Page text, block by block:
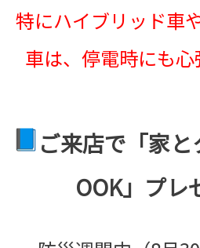
特にハイブリッド車
車は、 停電時にも心
ご来店で「家と
OOK」プレ